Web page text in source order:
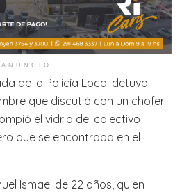
ANUNCIO
de la Policía Local detuvo
que discutió con un chofer
el vidrio del colectivo
que se encontraba en el
Ismael de 22 años, quien